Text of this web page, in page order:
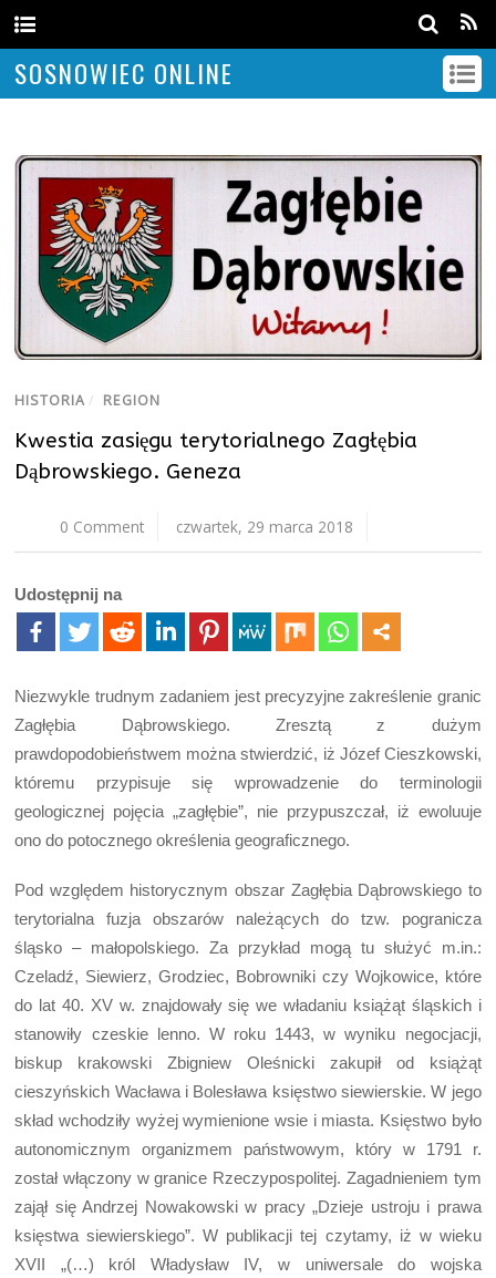
SOSNOWIEC ONLINE
HISTORIA / REGION
Kwestia zasięgu terytorialnego Zagłębia
Dąbrowskiego. Geneza
0 Comment czwartek, 29 marca 2018
Udostępnij na
Niezwykle trudnym zadaniem jest precyzyjne zakreślenie granic
Zagłębia Dąbrowskiego. Zresztą z dużym
prawdopodobieństwem można stwierdzić, iż Józef Cieszkowski,
któremu przypisuje się wprowadzenie do terminologii
geologicznej pojęcia „zagłębie”, nie przypuszczał, iż ewoluuje
ono do potocznego określenia geograficznego.
Pod względem historycznym obszar Zagłębia Dąbrowskiego to
terytorialna fuzja obszarów należących do tzw. pogranicza
śląsko – małopolskiego. Za przykład mogą tu służyć m.in.:
Czeladź, Siewierz, Grodziec, Bobrowniki czy Wojkowice, które
do lat 40. XV w. znajdowały się we władaniu książąt śląskich i
stanowiły czeskie lenno. W roku 1443, w wyniku negocjacji,
biskup krakowski Zbigniew Oleśnicki zakupił od książąt
cieszyńskich Wacława i Bolesława księstwo siewierskie. W jego
skład wchodziły wyżej wymienione wsie i miasta. Księstwo było
autonomicznym organizmem państwowym, który w 1791 r.
został włączony w granice Rzeczypospolitej. Zagadnieniem tym
zajął się Andrzej Nowakowski w pracy „Dzieje ustroju i prawa
księstwa siewierskiego”. W publikacji tej czytamy, iż w wieku
XVII „(…) król Władysław IV, w uniwersale do wojska